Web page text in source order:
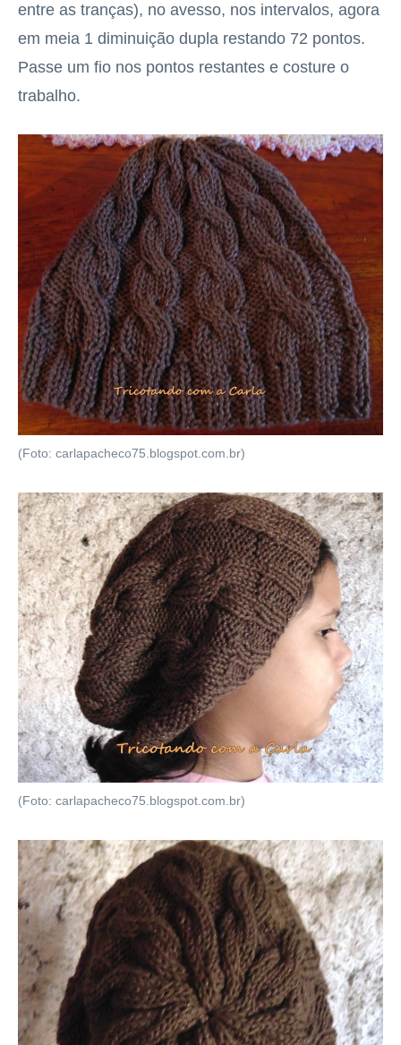
entre as tranças), no avesso, nos intervalos, agora
em meia 1 diminuição dupla restando 72 pontos.
Passe um fio nos pontos restantes e costure o
trabalho.
(Foto: carlapacheco75.blogspot.com.br)
(Foto: carlapacheco75.blogspot.com.br)